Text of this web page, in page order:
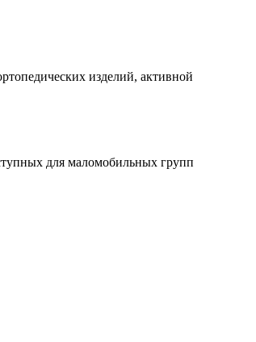
изделий, активной
для маломобильных групп